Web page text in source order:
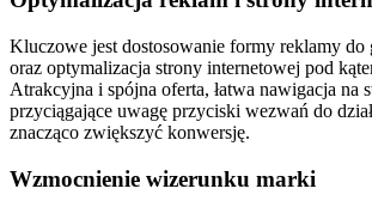
Kluczowe jest dostosowanie formy reklamy
oraz optymalizacja strony internetowej pod
Atrakcyjna i spójna oferta, łatwa nawigacja na
przyciągające uwagę przyciski wezwań do
znacząco zwiększyć konwersję.
Wzmocnienie wizerunku marki